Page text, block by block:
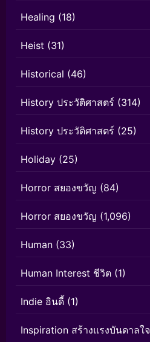
Healing (18)
Heist (31)
Historical (46)
History ประวัติศาสตร์ (314)
History ประวัติศาสตร์ (25)
Holiday (25)
Horror สยองขวัญ (84)
Horror สยองขวัญ (1,096)
Human (33)
Human Interest ชีวิต (1)
Indie อินดี้ (1)
Inspiration สร้างแรงบันดาลใจ